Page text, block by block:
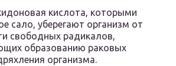
кислота, которыми
сало, уберегают организм от
свободных радикалов,
образованию раковых
организма.